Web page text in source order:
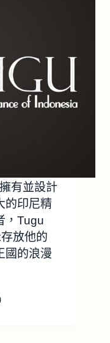
有並設計
的印尼精
，Tugu
放他的
國的浪漫